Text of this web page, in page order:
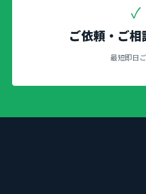
✓
ご依頼・ご
最短即日